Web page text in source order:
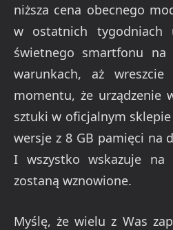
niższa cena obecnego
w ostatnich tygodniach
świetnego smartfonu na
warunkach, aż
momentu, że urządzenie
sztuki w oficjalnym
wersje z 8 GB pamięci na
I wszystko wskazuje
zostaną wznowione.
Myślę, że wielu z Was